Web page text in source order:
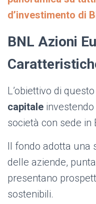
d’investimento di
BNL Azioni
L’obiettivo di
capitale
società con sede in
Il fondo adotta una
delle aziende,
presentano
sostenibili.